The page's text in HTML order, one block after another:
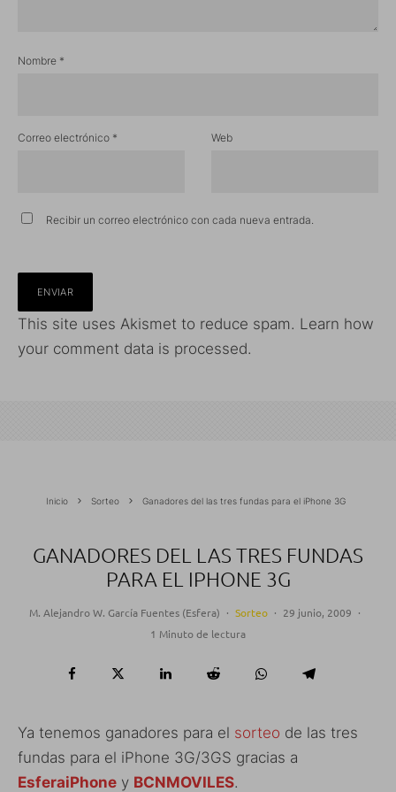
Nombre *
Correo electrónico * Web
Recibir un correo electrónico con cada nueva entrada.
This site uses Akismet to reduce spam. Learn how
your comment data is processed.
Inicio Sorteo Ganadores del las tres fundas para el iPhone 3G
GANADORES DEL LAS TRES FUNDAS
PARA EL IPHONE 3G
M. Alejandro W. García Fuentes (Esfera) · Sorteo · 29 junio, 2009 ·
1 Minuto de lectura
Ya tenemos ganadores para el sorteo de las tres
fundas para el iPhone 3G/3GS gracias a
EsferaiPhone y BCNMOVILES.